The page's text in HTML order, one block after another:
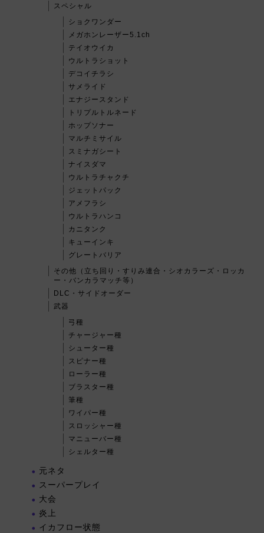
スペシャル
ショクワンダー
メガホンレーザー5.1ch
テイオウイカ
ウルトラショット
デコイチラシ
サメライド
エナジースタンド
トリプルトルネード
ホップソナー
マルチミサイル
スミナガシート
ナイスダマ
ウルトラチャクチ
ジェットパック
アメフラシ
ウルトラハンコ
カニタンク
キューインキ
グレートバリア
その他（立ち回り・すりみ連合・シオカラーズ・ロッカ
ー・バンカラマッチ等）
DLC・サイドオーダー
武器
弓種
チャージャー種
シューター種
スピナー種
ローラー種
ブラスター種
筆種
ワイパー種
スロッシャー種
マニューバー種
シェルター種
元ネタ
スーパープレイ
大会
炎上
イカフロー状態